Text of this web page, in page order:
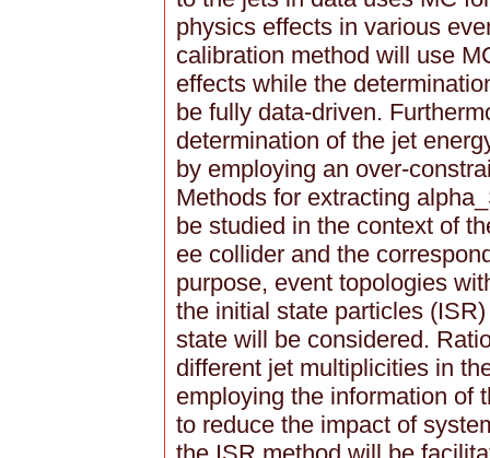
physics effects in various
calibration method will use
effects while the
be fully data-driven.
determination of the jet
by employing an over-
Methods for extracting
be studied in the context of
ee collider and the
purpose, event topologies
the initial state particles
state will be considered.
different jet multiplicities in
employing the information of
to reduce the impact of